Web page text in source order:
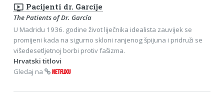
ondemand_video Pacijenti dr. Garcíje
The Patients of Dr. García
U Madridu 1936. godine život liječnika idealista zauvijek se
promijeni kada na sigurno skloni ranjenog špijuna i pridruži se
višedesetljetnoj borbi protiv fašizma.
Hrvatski titlovi
Gledaj na
NETFLIXU